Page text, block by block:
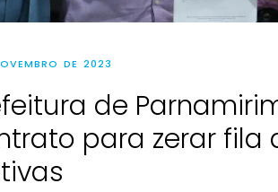
DE 2023
de
para zerar fila